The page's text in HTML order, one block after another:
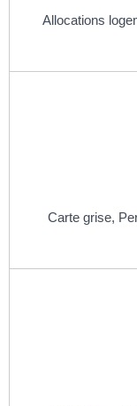
Allocations
Carte grise,